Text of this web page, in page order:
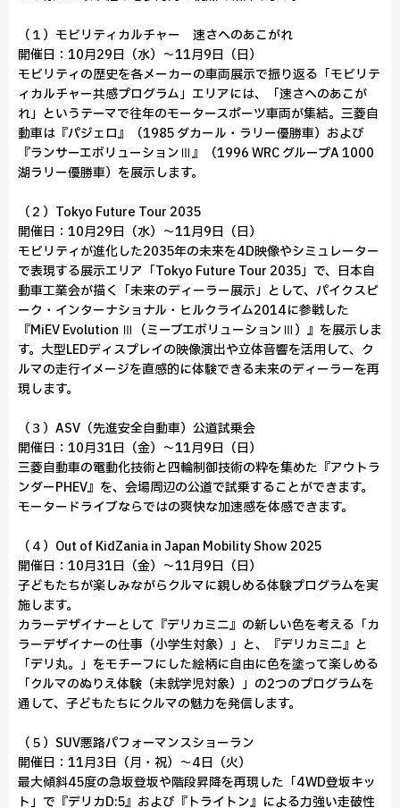
（１）モビリティカルチャー 速さへのあこがれ
開催日：10月29日（水）～11月9日（日）
モビリティの歴史を各メーカーの車両展示で振り返る「モビリテ
ィカルチャー共感プログラム」エリアには、「速さへのあこが
れ」というテーマで往年のモータースポーツ車両が集結。三菱自
動車は『パジェロ』（1985 ダカール・ラリー優勝車）および
『ランサーエボリューションⅢ』（1996 WRC グループA 1000
湖ラリー優勝車）を展示します。
（２）Tokyo Future Tour 2035
開催日：10月29日（水）～11月9日（日）
モビリティが進化した2035年の未来を4D映像やシミュレーター
で表現する展示エリア「Tokyo Future Tour 2035」で、日本自
動車工業会が描く「未来のディーラー展示」として、パイクスピ
ーク・インターナショナル・ヒルクライム2014に参戦した
『MiEV Evolution Ⅲ（ミーブエボリューションⅢ）』を展示しま
す。大型LEDディスプレイの映像演出や立体音響を活用して、ク
ルマの走行イメージを直感的に体験できる未来のディーラーを再
現します。
（３）ASV（先進安全自動車）公道試乗会
開催日：10月31日（金）～11月9日（日）
三菱自動車の電動化技術と四輪制御技術の粋を集めた『アウトラ
ンダーPHEV』を、会場周辺の公道で試乗することができます。
モータードライブならではの爽快な加速感を体感できます。
（４）Out of KidZania in Japan Mobility Show 2025
開催日：10月31日（金）～11月9日（日）
子どもたちが楽しみながらクルマに親しめる体験プログラムを実
施します。
カラーデザイナーとして『デリカミニ』の新しい色を考える「カ
ラーデザイナーの仕事（小学生対象）」と、『デリカミニ』と
「デリ丸。」をモチーフにした絵柄に自由に色を塗って楽しめる
「クルマのぬりえ体験（未就学児対象）」の2つのプログラムを
通して、子どもたちにクルマの魅力を発信します。
（５）SUV悪路パフォーマンスショーラン
開催日：11月3日（月・祝）～4日（火）
最大傾斜45度の急坂登坂や階段昇降を再現した「4WD登坂キッ
ト」で『デリカD:5』および『トライトン』による力強い走破性